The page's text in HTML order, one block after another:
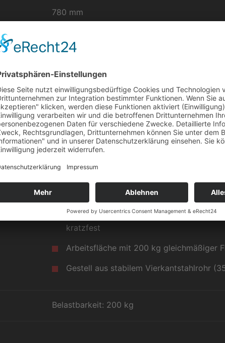
780 mm
1600 mm
lichtgrau (RAL 7035)
VERSTÄRKTE AUSFÜHRUNG FAHRBAR
Standardhöhe 780 mm
pulverbeschichtet, lichtgrau (RAL 7035)
Tischplatte direktbeschichtet
Tischplatte 28 mm stark, hellgrau,
kratzfest
Arbeitsfläche mit 200 kg gleichmäßiger
Gestell aus stabilem Vierkantstahlrohr
Belastbarkeit: 200 kg